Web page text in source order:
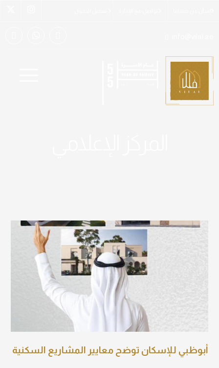
أبوظبي للإسكان توضح معايير المشاريع السكنية